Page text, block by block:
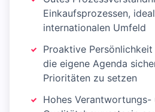
Einkaufsprozessen,
internationalen Umfeld
Proaktive
die eigene Agenda
Prioritäten zu setzen
Hohes Verantwortungs-